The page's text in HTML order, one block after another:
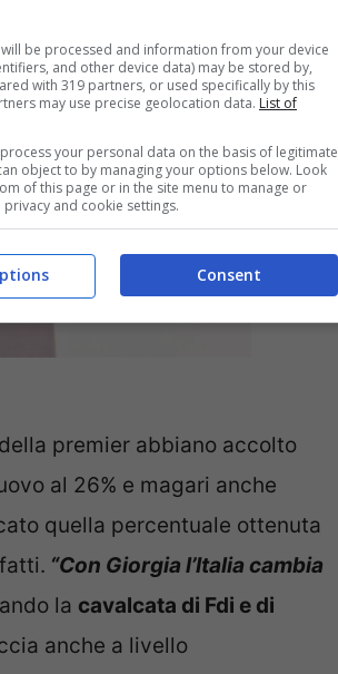
premier abbiano accolto
al 26% e magari anche
quella percentuale ottenuta
“Con Giorgia l’Italia cambia
la cavalcata di Fdi e di
anche a livello
be processed and information from your device
and other device data) may be stored by,
with 319 partners, or used specifically by this
may use precise geolocation data. List of
your personal data on the basis of legitimate
object to by managing your options below. Look
of this page or in the site menu to manage or
and cookie settings.
Consent